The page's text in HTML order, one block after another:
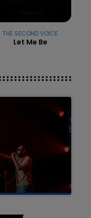
THE SECOND VOICE
Let Me Be